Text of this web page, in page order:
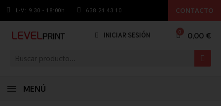
L-V: 9.30 - 18:00h 638 24 43 10 CONTACTO
INICIAR SESIÓN 0,00 €
MENÚ